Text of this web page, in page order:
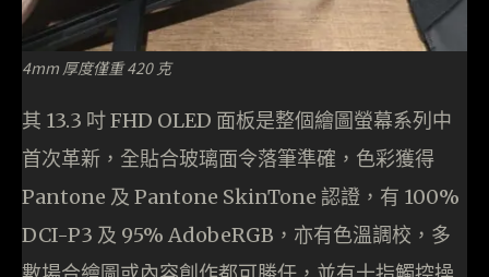
4mm 厚度僅重 420 克
其 13.3 吋 FHD OLED 面板是整個繪圖螢幕系列中
首次革新，全貼合玻璃面令落筆準確，色彩獲得
Pantone 及 Pantone SkinTone 認證，有 100%
DCI-P3 及 95% AdobeRGB，亦有色溫調校，多